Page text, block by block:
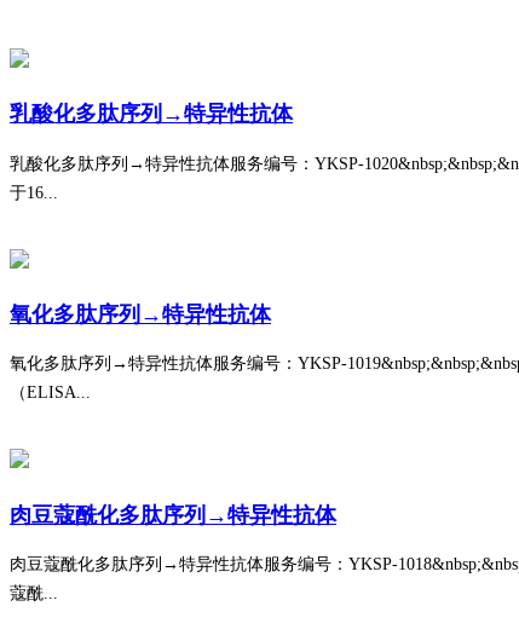
乳酸化多肽序列→特异性抗体
乳酸化多肽序列→特异性抗体服务编号：YKSP-
于16...
氧化多肽序列→特异性抗体
氧化多肽序列→特异性抗体服务编号：YKSP-
（ELISA...
肉豆蔻酰化多肽序列→特异性抗体
肉豆蔻酰化多肽序列→特异性抗体服务编号：YKSP-
蔻酰...